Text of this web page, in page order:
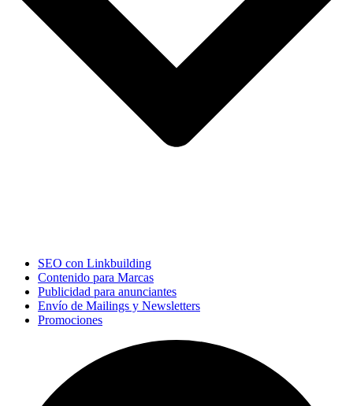
SEO con Linkbuilding
Contenido para Marcas
Publicidad para anunciantes
Envío de Mailings y Newsletters
Promociones